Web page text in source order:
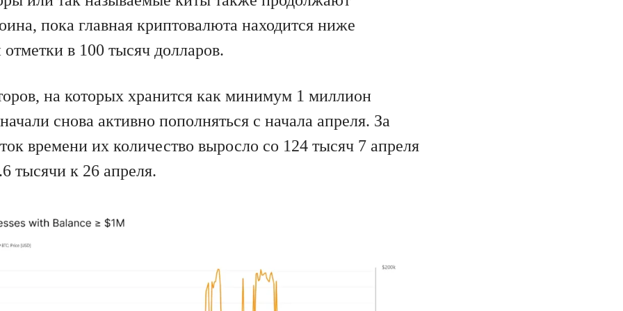
пока главная криптовалюта находится ниже
в 100 тысяч долларов.
на которых хранится как минимум 1 миллион
снова активно пополняться с начала апреля. За
времени их количество выросло со 124 тысяч 7 апреля
тысячи к 26 апреля.